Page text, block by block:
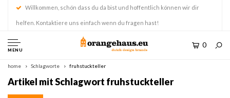
Willkommen, schön dass du da bist und hoffentlich können wir dir
helfen. Kontaktiere uns einfach wenn du fragen hast!
MENU
0
home Schlagworte fruhstuckteller
Artikel mit Schlagwort fruhstuckteller